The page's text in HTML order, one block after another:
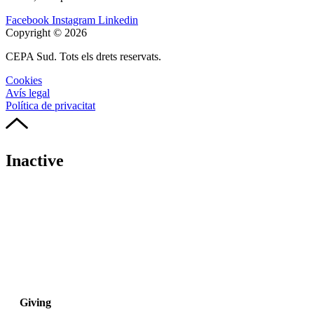
Facebook Instagram Linkedin
Copyright © 2026
CEPA Sud. Tots els drets reservats.
Cookies
Avís legal
Política de privacitat
Inactive
Giving